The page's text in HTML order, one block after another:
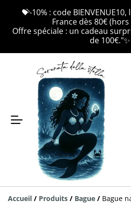
💝-10% : code
France dès 80€
Offre spéciale : un cadeau
de 100€."✨
Accueil / Produits / Bague / Bague